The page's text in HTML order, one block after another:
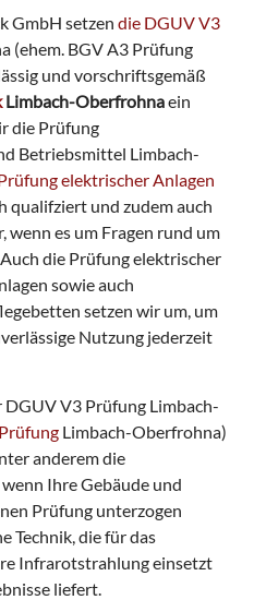
GmbH setzen die DGUV V3
(ehem. BGV A3 Prüfung
und vorschriftsgemäß
Limbach-Oberfrohnaein
die Prüfung
Betriebsmittel Limbach-
elektrischer Anlagen
qualifziert und zudem auch
es um Fragen rund um
die Prüfung elektrischer
sowie auch
setzen wir um, um
Nutzung jederzeit
V3 Prüfung Limbach-
Limbach-Oberfrohna)
anderem die
Ihre Gebäude und
Prüfung unterzogen
Technik, die für das
Infrarotstrahlung einsetzt
liefert.